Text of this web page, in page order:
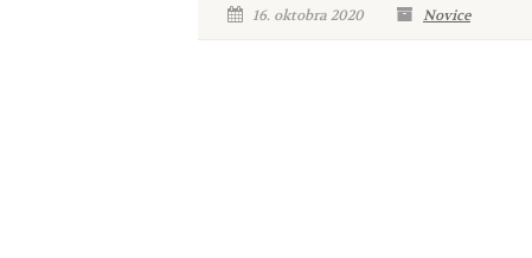
16. oktobra 2020 Novice